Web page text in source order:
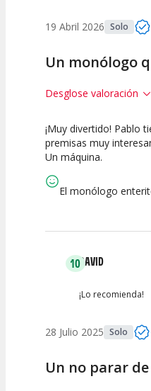
19 Abril 2026 Solo
Un monólogo
Desglose valoración
10
Calidad del
10
¡Muy divertido! Pablo
premisas muy
Un máquina.
El monólogo
10DAVID
¡Lo recomienda!
28 Julio 2025 Solo
Un no parar